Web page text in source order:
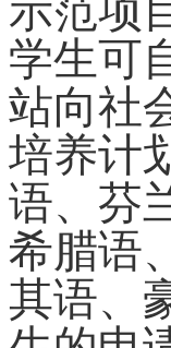
示范项
学生可
站向社
培养计
语、 芬
希腊语、
其语、